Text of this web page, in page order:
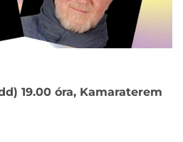
19.00 óra, Kamaraterem